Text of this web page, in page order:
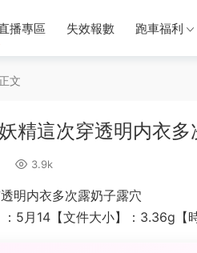
播專區 失效報數 跑車福利
正文
這次穿透明内衣多
3.9k
内衣多次露奶子露穴
：5月14【文件大小】：3.36g